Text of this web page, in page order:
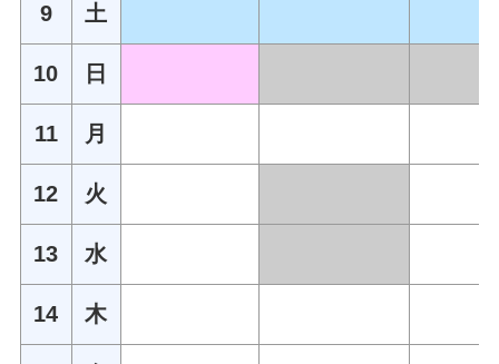
9 土
10 日
11 月
12 火
13 水
14 木